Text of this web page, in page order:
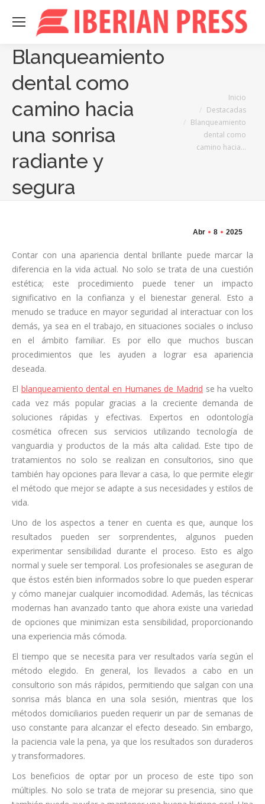
Blanqueamiento
dental como
camino hacia
una sonrisa
radiante y
segura
Inicio
Destacadas
Blanqueamiento
dental como
camino hacia…
Abr 8 2025
Contar con una apariencia dental brillante puede marcar la
diferencia en la vida actual. No solo se trata de una cuestión
estética; este procedimiento puede tener un impacto
significativo en la confianza y el bienestar general. Esto a
menudo se traduce en mayor seguridad al interactuar con los
demás, ya sea en el trabajo, en situaciones sociales o incluso
en el ámbito familiar. Es por ello que muchos buscan
procedimientos que les ayuden a lograr esa apariencia
deseada.
El blanqueamiento dental en Humanes de Madrid se ha vuelto
cada vez más popular gracias a la creciente demanda de
soluciones rápidas y efectivas. Expertos en odontología
cosmética ofrecen sus servicios utilizando tecnología de
vanguardia y productos de la más alta calidad. Este tipo de
tratamientos no solo se realizan en consultorios, sino que
también hay opciones para llevar a casa, lo que permite elegir
el método que mejor se adapte a sus necesidades y estilos de
vida.
Uno de los aspectos a tener en cuenta es que, aunque los
resultados pueden ser sorprendentes, algunos pueden
experimentar sensibilidad durante el proceso. Esto es algo
normal y suele ser temporal. Los profesionales se aseguran de
que éstos estén bien informados sobre lo que pueden esperar
y cómo manejar cualquier incomodidad. Además, las técnicas
modernas han avanzado tanto que ahora existe una variedad
de opciones que minimizan esta sensibilidad, proporcionando
una experiencia más cómoda.
El tiempo que se necesita para ver resultados varía según el
método elegido. En general, los llevados a cabo en un
consultorio son más rápidos, permitiendo que salgan con una
sonrisa más blanca en una sola sesión, mientras que los
métodos domiciliarios pueden requerir un par de semanas de
uso constante para alcanzar el efecto deseado. Sin embargo,
la paciencia vale la pena, ya que los resultados son duraderos
y transformadores.
Los beneficios de optar por un proceso de este tipo son
múltiples. No solo se trata de mejorar su presencia, sino que